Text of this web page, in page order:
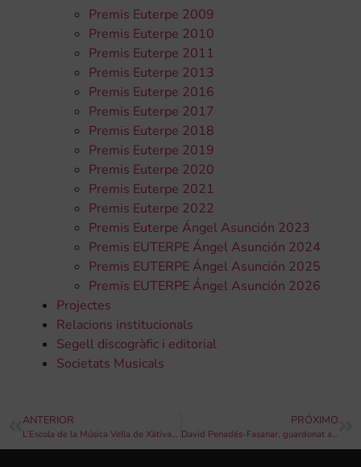
Premis Euterpe 2009
Premis Euterpe 2010
Premis Euterpe 2011
Premis Euterpe 2013
Premis Euterpe 2016
Premis Euterpe 2017
Premis Euterpe 2018
Premis Euterpe 2019
Premis Euterpe 2020
Premis Euterpe 2021
Premis Euterpe 2022
Premis Euterpe Ángel Asunción 2023
Premis EUTERPE Ángel Asunción 2024
Premis EUTERPE Ángel Asunción 2025
Premis EUTERPE Ángel Asunción 2026
Projectes
Relacions institucionals
Segell discogràfic i editorial
Societats Musicals
ANTERIOR
L’Escola de la Música Vella de Xàtiva celebra la fi del curs 2019 amb múltiples activitats
PRÓXIMO
David Penadés-Fasanar, guardonat amb la Medalla de bronze en els Global Music Awards de Califòrnia per la seua obra “El Ritual del Fuego”